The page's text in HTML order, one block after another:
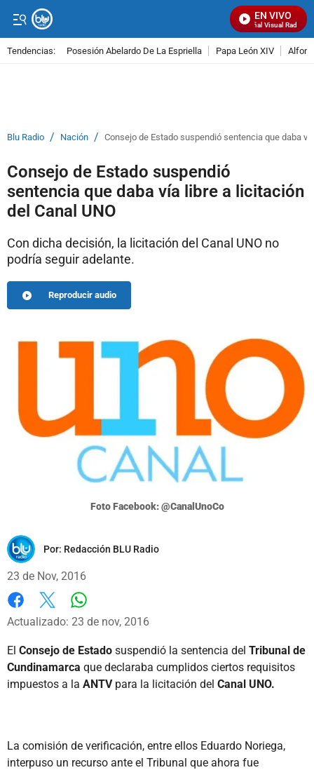
EN VIVO
Señal Visual Radio
Tendencias: Posesión Abelardo De La Espriella Papa León XIV
Blu Radio / Nación / Consejo de Estado suspendió sentencia que daba
Consejo de Estado suspendió
sentencia que daba vía libre a licitación
del Canal UNO
Con dicha decisión, la licitación del Canal UNO no
podría seguir adelante.
Reproducir audio
Foto Facebook: @CanalUnoCo
Por: Redacción BLU Radio
23 de Nov, 2016
Facebook
X
Actualizado: 23 de nov, 2016
El Consejo de Estado suspendió la sentencia del Tribunal de
Cundinamarca que declaraba cumplidos ciertos requisitos
impuestos a la ANTVpara la licitación del Canal UNO.
La comisión de verificación, entre ellos Eduardo Noriega,
interpuso un recurso ante el Tribunal que ahora fue